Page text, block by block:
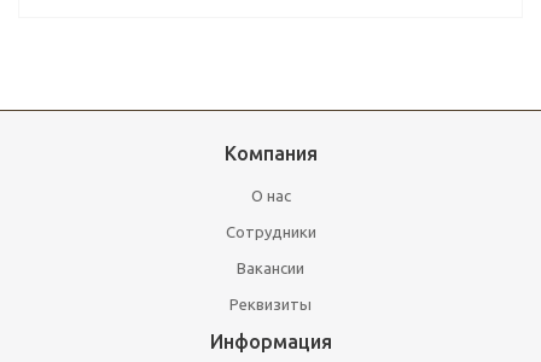
Компания
О нас
Сотрудники
Вакансии
Реквизиты
Информация